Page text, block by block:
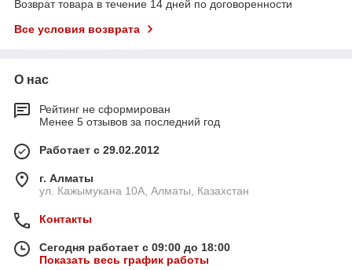
Возврат товара в течение 14 дней по договоренности
Все условия возврата
О нас
Рейтинг не сформирован
Менее 5 отзывов за последний год
Работает с 29.02.2012
г. Алматы
ул. Кажымукана 10А, Алматы, Казахстан
Контакты
Сегодня работает с 09:00 до 18:00
Показать весь график работы